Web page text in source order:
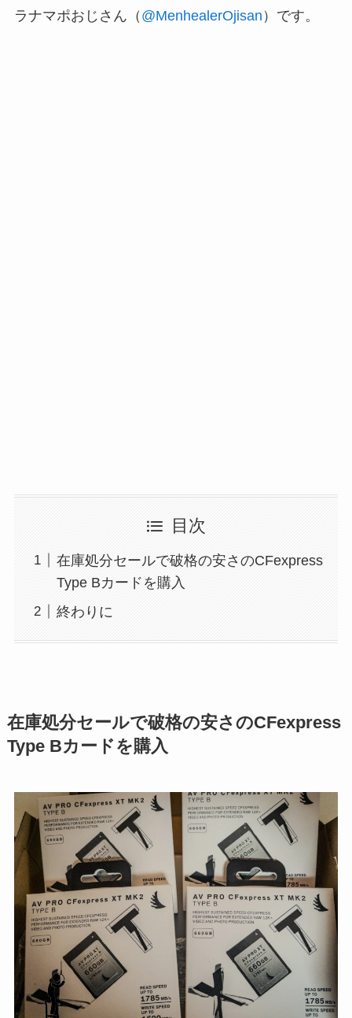
ラナマポおじさん（ @MenhealerOjisan ）です。
目次
在庫処分セールで破格の安さのCFexpress
Type Bカードを購入
終わりに
在庫処分セールで破格の安さのCFexpress
Type Bカードを購入